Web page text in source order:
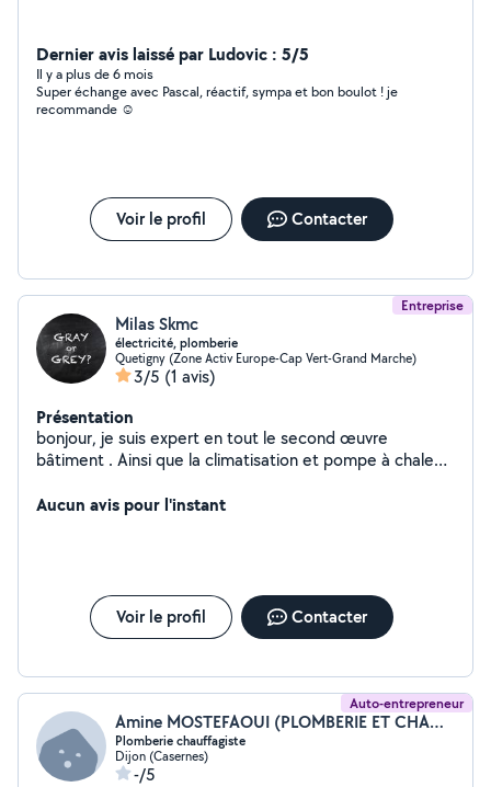
Dernier avis laissé par Ludovic : 5/5
Il y a plus de 6 mois
Super échange avec Pascal, réactif, sympa et bon boulot ! je
recommande ☺️
Voir le profil Contacter
Entreprise
Milas Skmc
électricité, plomberie
Quetigny (Zone Activ Europe-Cap Vert-Grand Marche)
3/5 (1 avis)
Présentation
bonjour, je suis expert en tout le second œuvre
bâtiment . Ainsi que la climatisation et pompe à chaleur.
Aucun avis pour l'instant
Voir le profil Contacter
Auto-entrepreneur
Amine MOSTEFAOUI (PLOMBERIE ET CHAUFFAGE INT)
Plomberie chauffagiste
Dijon (Casernes)
-/5